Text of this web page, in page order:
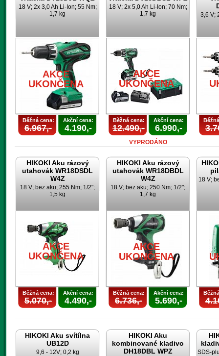
18 V; 2x 3,0 Ah Li-Ion; 55 Nm;
1,7 kg
AKCE
UKONČENA
Běžná cena:
6.967,-
Akční cena:
4.190,-
18 V; 2x 5,0 Ah Li-Ion; 70 Nm;
1,7 kg
AKCE
UKONČENA
Běžná cena:
12.490,-
Akční cena:
6.990,-
VYPRODÁNO
3,6 V;
HIKOKI Aku rázový
utahovák WR18DSDL
W4Z
18 V; bez aku; 255 Nm; 1/2";
1,5 kg
AKCE
UKONČENA
Běžná cena:
5.070,-
Akční cena:
4.490,-
HIKOKI Aku rázový
utahovák WR18DBDL
W4Z
18 V; bez aku; 250 Nm; 1/2";
1,7 kg
AKCE
UKONČENA
Běžná cena:
6.736,-
Akční cena:
5.690,-
18 V;
HIKOKI Aku svítílna
UB12D
9,6 - 12V; 0,2 kg
HIKOKI Aku
kombinované kladivo
DH18DBL WPZ
SDS-